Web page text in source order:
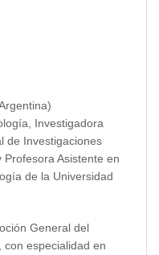
Investigadora
de Investigaciones
Asistente en
de la Universidad
General del
con especialidad en